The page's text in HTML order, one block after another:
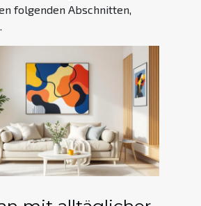
folgenden Abschnitten,